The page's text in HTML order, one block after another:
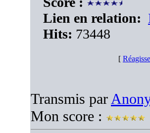
Lien en relation:
Hits: 73448
[
Transmis par
Mon score :